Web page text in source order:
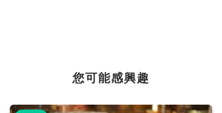
您可能感興趣